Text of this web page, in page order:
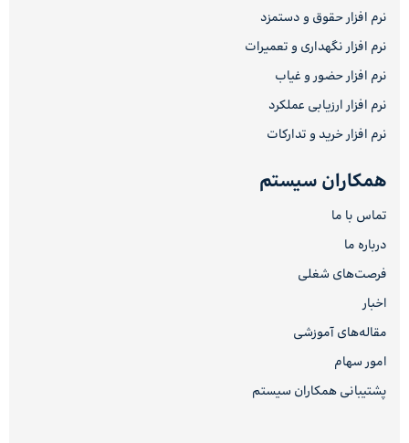
نرم افزار حقوق و دستمزد
نرم افزار نگهداری و تعمیرات
نرم افزار حضور و غیاب
نرم افزار ارزیابی عملکرد
نرم افزار خرید و تدارکات
همکاران سیستم
تماس با ما
درباره ما
فرصت‌های شغلی
اخبار
مقاله‌های آموزشی
امور سهام
پشتیبانی همکاران سیستم